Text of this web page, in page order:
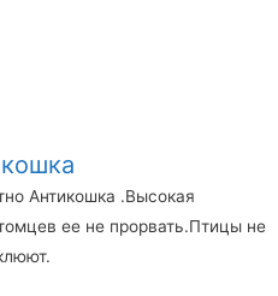
Антикошка .Высокая
ее не прорвать.Птицы не